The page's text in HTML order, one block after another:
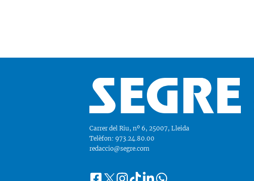
Carrer del Riu, nº 6, 25007, Lleida
Telèfon: 973.24.80.00
redaccio@segre.com
FacebookInstagram
TiktokLinkedin
Whatsapp